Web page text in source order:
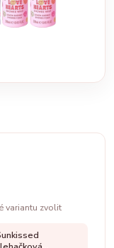
variantu zvolit